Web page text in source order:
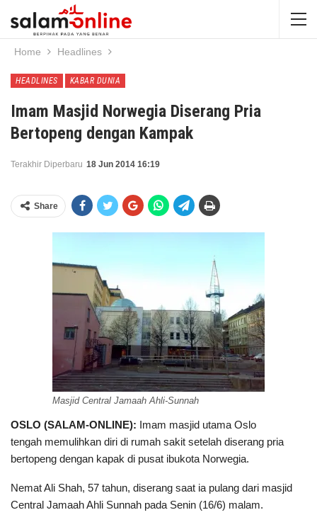
Home Headlines
HEADLINES KABAR DUNIA
Imam Masjid Norwegia Diserang Pria
Bertopeng dengan Kampak
Terakhir Diperbaru 18 Jun 2014 16:19
Share
Masjid Central Jamaah Ahli-Sunnah
OSLO (SALAM-ONLINE): Imam masjid utama Oslo
tengah memulihkan diri di rumah sakit setelah diserang pria
bertopeng dengan kapak di pusat ibukota Norwegia.
Nemat Ali Shah, 57 tahun, diserang saat ia pulang dari masjid
Central Jamaah Ahli Sunnah pada Senin (16/6) malam.